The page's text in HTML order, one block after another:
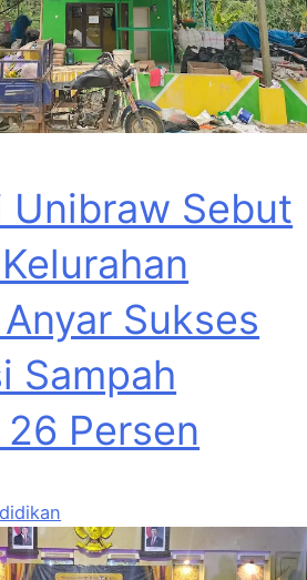
Unibraw Sebut
Sukses
Sampah
Persen